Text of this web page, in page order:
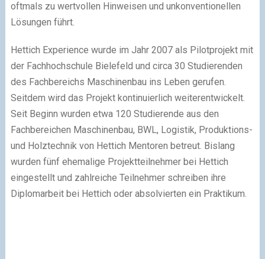
oftmals zu wertvollen Hinweisen und unkonventionellen
Lösungen führt.
Hettich Experience wurde im Jahr 2007 als Pilotprojekt mit
der Fachhochschule Bielefeld und circa 30 Studierenden
des Fachbereichs Maschinenbau ins Leben gerufen.
Seitdem wird das Projekt kontinuierlich weiterentwickelt.
Seit Beginn wurden etwa 120 Studierende aus den
Fachbereichen Maschinenbau, BWL, Logistik, Produktions-
und Holztechnik von Hettich Mentoren betreut. Bislang
wurden fünf ehemalige Projektteilnehmer bei Hettich
eingestellt und zahlreiche Teilnehmer schreiben ihre
Diplomarbeit bei Hettich oder absolvierten ein Praktikum.